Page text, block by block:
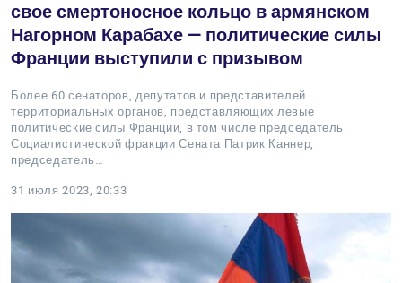
свое смертоносное кольцо в армянском
Нагорном Карабахе — политические силы
Франции выступили с призывом
Более 60 сенаторов, депутатов и представителей
территориальных органов, представляющих левые
политические силы Франции, в том числе председатель
Социалистической фракции Сената Патрик Каннер,
председатель…
31 июля 2023, 20:33